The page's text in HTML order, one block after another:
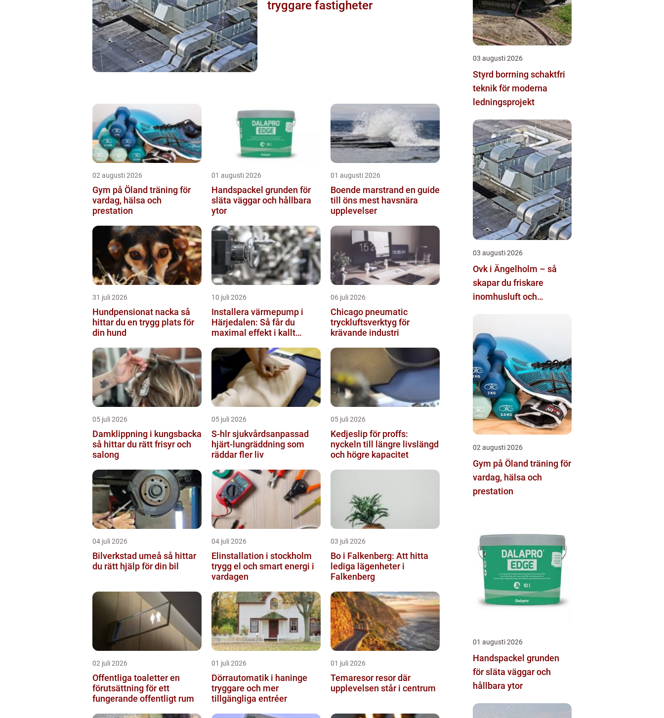
tryggare fastigheter
02 augusti 2026
Gym på Öland träning för
vardag, hälsa och
prestation
01 augusti 2026
Handspackel grunden för
släta väggar och hållbara
ytor
01 augusti 2026
Boende marstrand en guide
till öns mest havsnära
upplevelser
31 juli 2026
Hundpensionat nacka så
hittar du en trygg plats för
din hund
10 juli 2026
Installera värmepump i
Härjedalen: Så får du
maximal effekt i kallt
06 juli 2026
Chicago pneumatic
tryckluftsverktyg för
krävande industri
05 juli 2026
Damklippning i kungsbacka
så hittar du rätt frisyr och
salong
05 juli 2026
S-hlr sjukvårdsanpassad
hjärt-lungräddning som
räddar fler liv
05 juli 2026
Kedjeslip för proffs:
nyckeln till längre livslängd
och högre kapacitet
04 juli 2026
Bilverkstad umeå så hittar
du rätt hjälp för din bil
04 juli 2026
Elinstallation i stockholm
trygg el och smart energi i
vardagen
03 juli 2026
Bo i Falkenberg: Att hitta
lediga lägenheter i
Falkenberg
02 juli 2026
Offentliga toaletter en
förutsättning för ett
fungerande offentligt rum
01 juli 2026
Dörrautomatik i haninge
tryggare och mer
tillgängliga entréer
01 juli 2026
Temaresor resor där
upplevelsen står i centrum
03 augusti 2026
Styrd borrning schaktfri
teknik för moderna
ledningsprojekt
03 augusti 2026
Ovk i Ängelholm – så
skapar du friskare
inomhusluft och
02 augusti 2026
Gym på Öland träning för
vardag, hälsa och
prestation
01 augusti 2026
Handspackel grunden
för släta väggar och
hållbara ytor